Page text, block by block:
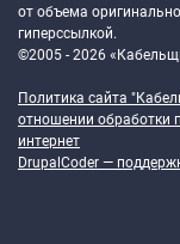
от объема
гиперссылкой.
©2005 - 2026
Политика сайта
отношении обработки
интернет
DrupalCoder —